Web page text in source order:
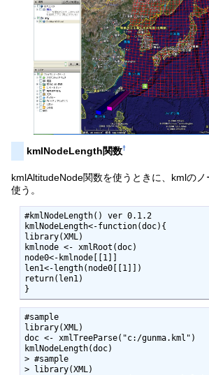
kmlNodeLength関数†
kmlAltitudeNode関数を使うときに、kmlの
使う。
#kmlNodeLength() ver 0.1.2
kmlNodeLength<-function(doc){
library(XML)
kmlnode <- xmlRoot(doc)
node0<-kmlnode[[1]]
len1<-length(node0[[1]])
return(len1)
}
#sample
library(XML)
doc <- xmlTreeParse("c:/gunma.kml")
kmlNodeLength(doc)
> #sample
> library(XML)